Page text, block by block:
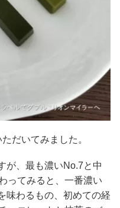
だいてみました。
が、最も濃いNo.7と中
ってみると、一番濃い
味わるもの、初めての経